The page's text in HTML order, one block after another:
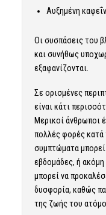
Αυξημένη
Οι συσπάσεις του
και συνήθως
εξαφανίζονται.
Σε ορισμένες
είναι κάτι
Μερικοί άνθρωποι
πολλές φορές κατά
συμπτώματα
εβδομάδες, ή ακόμη
μπορεί να
δυσφορία, καθώς
της ζωής του